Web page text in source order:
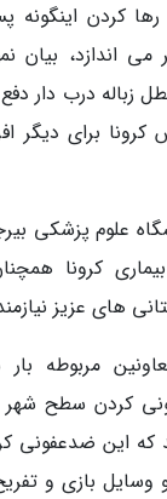
رها کردن
می اندازد،
زباله درب دار
کرونا برای دیگر
علوم پزشکی
کرونا
های عزیز
مربوطه
کردن سطح شهر
که این ضدعفونی
بازی و